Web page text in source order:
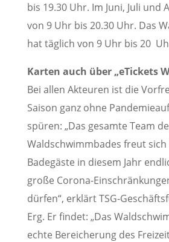
bis 19.30 Uhr. Im Juni, Juli und
von 9 Uhr bis 20.30 Uhr. Das
hat täglich von 9 Uhr bis 20
Karten auch über „eTickets
Bei allen Akteuren ist die
Saison ganz ohne
spüren: „Das gesamte Team
Waldschwimmbades freut sich
Badegäste in diesem Jahr
große Corona-
dürfen“, erklärt TSG-
Erg. Er findet: „Das
echte Bereicherung des